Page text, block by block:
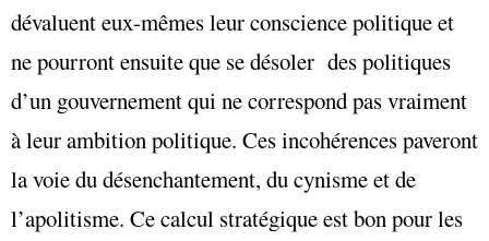
dévaluent eux-mêmes leur conscience politique et
ne pourront ensuite que se désoler des politiques
d’un gouvernement qui ne correspond pas vraiment
à leur ambition politique. Ces incohérences paveront
la voie du désenchantement, du cynisme et de
l’apolitisme. Ce calcul stratégique est bon pour les